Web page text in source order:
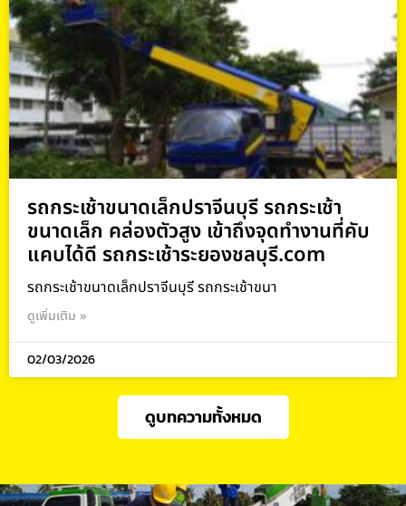
รถกระเช้าขนาดเล็กปราจีนบุรี รถกระเช้า
ขนาดเล็ก คล่องตัวสูง เข้าถึงจุดทำงานที่คับ
แคบได้ดี รถกระเช้าระยองชลบุรี.com
รถกระเช้าขนาดเล็กปราจีนบุรี รถกระเช้าขนา
ดูเพิ่มเติม »
02/03/2026
ดูบทความทั้งหมด